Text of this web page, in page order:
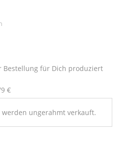
Bestellung für Dich produziert
€
werden ungerahmt verkauft.